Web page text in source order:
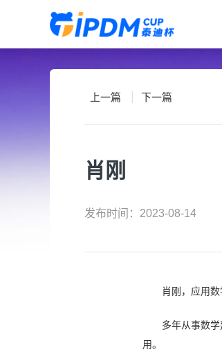
上一篇 下一篇
肖刚
发布时间：2023-08-14
肖刚，应用
多年从事数
用。